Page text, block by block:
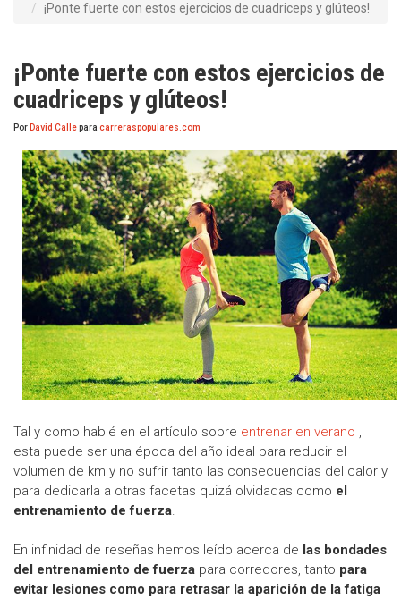
¡Ponte fuerte con estos ejercicios de cuadriceps y glúteos!
¡Ponte fuerte con estos ejercicios de
cuadriceps y glúteos!
Por David Callepara carreraspopulares.com
Tal y como hablé en el artículo sobre entrenar en verano ,
esta puede ser una época del año ideal para reducir el
volumen de km y no sufrir tanto las consecuencias del calor y
para dedicarla a otras facetas quizá olvidadas como el
entrenamiento de fuerza.
En infinidad de reseñas hemos leído acerca de las bondades
del entrenamiento de fuerza para corredores, tanto para
evitar lesiones como para retrasar la aparición de la fatiga